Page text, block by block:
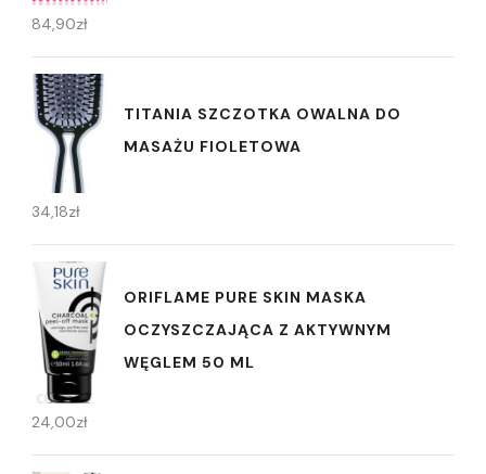
84,90zł
TITANIA SZCZOTKA OWALNA DO
MASAŻU FIOLETOWA
34,18zł
ORIFLAME PURE SKIN MASKA
OCZYSZCZAJĄCA Z AKTYWNYM
WĘGLEM 50 ML
24,00zł